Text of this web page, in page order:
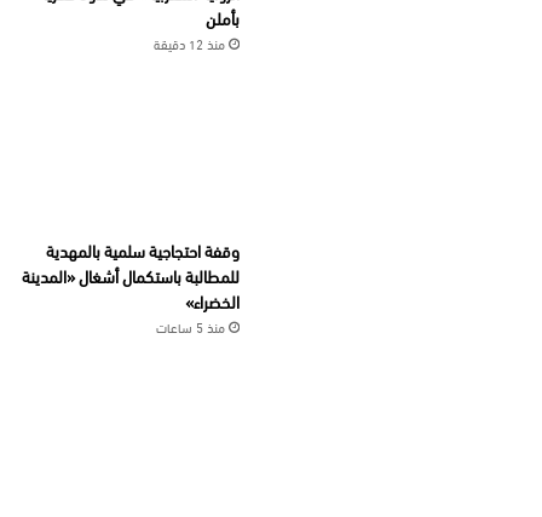
بأملن
منذ 12 دقيقة
وقفة احتجاجية سلمية بالمهدية
للمطالبة باستكمال أشغال «المدينة
الخضراء»
منذ 5 ساعات